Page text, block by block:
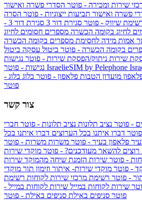
שירות ומכירה - פוטר הסדרי פשרה ואישור
פשרה ואישור תביעות ייצוגיות - פוטר הסרה
שיווק - פוטר סגירת דור 3
סגירת דור 3 -
לחיוג בקומה הכשרה מספרים חסומים לחיוג
אמות מידה לחסימת מספרים בקומה הכשרה
בקומה הכשרה - פוטר ביטול עסקה ביטול
שירות ניתוק/הפסקת שירות - פוטר נגישות
IsraelieSIM by Pelephone
מועדון הטבות פלאפון - פוטר בלוג בלוג -
פוטר
צור קשר
- פוטר נציב תלונות נציב תלונות - פוטר חברי
דברו איתנו בכל הערוצים דברו איתנו בכל
פלאפון בעיר - פוטר משרות משרות - פוטר
רוצים להשאר מעודכנים? - פוטר מוקדי שירות
- פוטר שירות הזמנת שיחה מהמוקד שירות
- פוטר מוקדי שירות- איתור וזימון תור מוקדי
- פוטר רשימת מרכזי שירות לקוחות רשימת
שירות לקוחות במייל שירות לקוחות במייל -
פוטר סניפים באילת סניפים באילת - פוטר